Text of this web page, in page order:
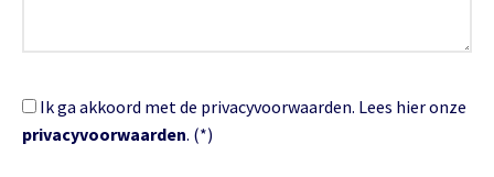
Ik ga akkoord met de privacyvoorwaarden. Lees hier onze
privacyvoorwaarden. (*)